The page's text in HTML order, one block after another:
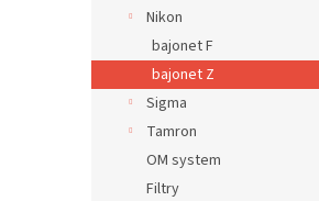
l
Nikon
bajonet F
bajonet Z
Sigma
Tamron
OM system
Filtry